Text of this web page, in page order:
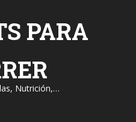
PARA
Nutrición,…